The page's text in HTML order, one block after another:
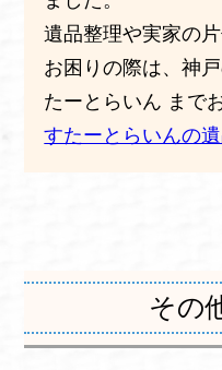
遺品整理や実家の
お困りの際は、神
たーとらいん まで
すたーとらいんの
その